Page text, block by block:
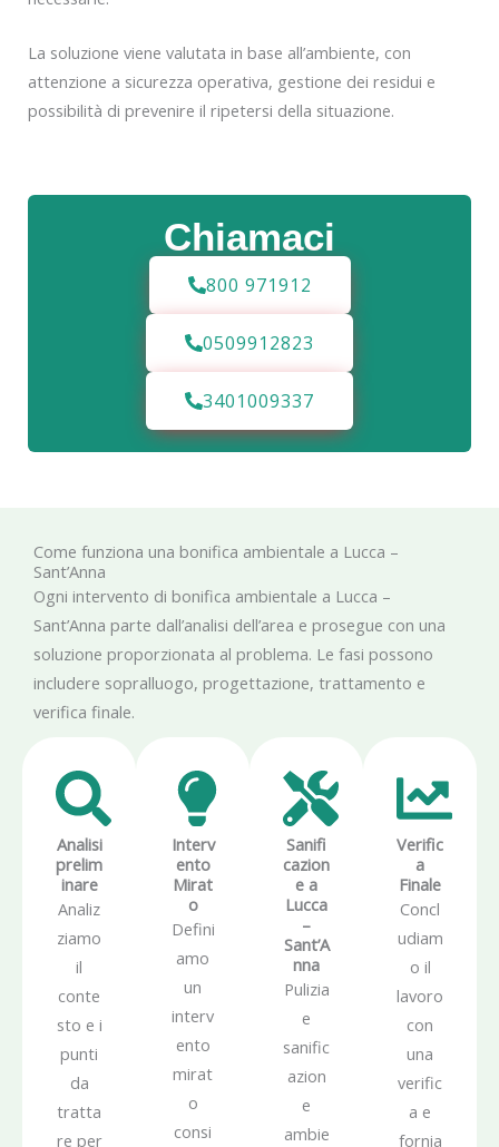
Chiamaci
800 971912
0509912823
3401009337
La soluzione viene valutata in base all’ambiente, con
attenzione a sicurezza operativa, gestione dei residui e
possibilità di prevenire il ripetersi della situazione.
Come funziona una bonifica ambientale a Lucca –
Sant’Anna
Ogni intervento di bonifica ambientale a Lucca –
Sant’Anna parte dall’analisi dell’area e prosegue con una
soluzione proporzionata al problema. Le fasi possono
includere sopralluogo, progettazione, trattamento e
verifica finale.
Analisi
prelim
inare
Analiz
ziamo
il
conte
sto e i
punti
da
tratta
re per
Interv
ento
Mirat
o
Defini
amo
un
interv
ento
mirat
o
consi
Sanifi
cazion
e a
Lucca
–
Sant’A
nna
Pulizia
e
sanific
azion
e
ambie
Verific
a
Finale
Concl
udiam
o il
lavoro
con
una
verific
a e
fornia